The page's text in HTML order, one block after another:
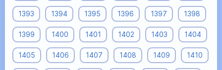
1393 1394 1395 1396 1397 1398
1399 1400 1401 1402 1403 1404
1405 1406 1407 1408 1409 1410